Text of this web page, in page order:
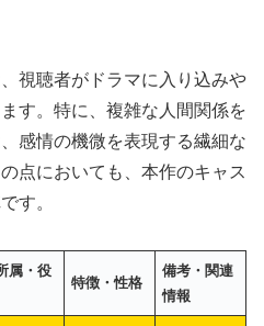
視聴者がドラマに入り込みや
す。特に、複雑な人間関係を
感情の機微を表現する繊細な
点においても、本作のキャス
す。
属・役
特徴・性格
備考・関連
情報